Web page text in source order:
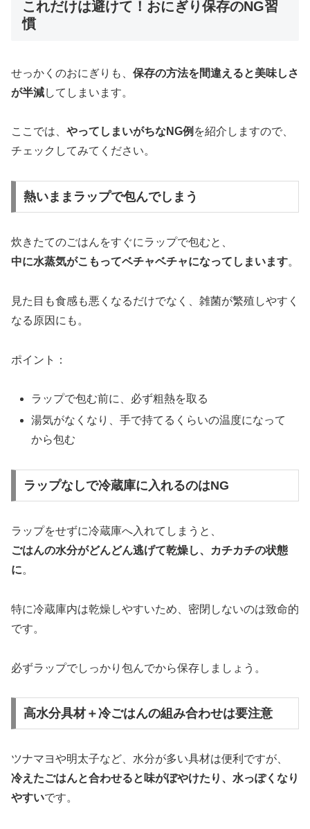
これだけは避けて！おにぎり保存のNG習
慣
せっかくのおにぎりも、 保存の方法を間違えると美味しさ
が半減してしまいます。
ここでは、 やってしまいがちなNG例 を紹介しますので、
チェックしてみてください。
熱いままラップで包んでしまう
炊きたてのごはんをすぐにラップで包むと、
中に水蒸気がこもってベチャベチャになってしまいます。
見た目も食感も悪くなるだけでなく、雑菌が繁殖しやすく
なる原因にも。
ポイント：
ラップで包む前に、必ず粗熱を取る
湯気がなくなり、手で持てるくらいの温度になって
から包む
ラップなしで冷蔵庫に入れるのはNG
ラップをせずに冷蔵庫へ入れてしまうと、
ごはんの水分がどんどん逃げて乾燥し、カチカチの状態
に。
特に冷蔵庫内は乾燥しやすいため、密閉しないのは致命的
です。
必ずラップでしっかり包んでから保存しましょう。
高水分具材＋冷ごはんの組み合わせは要注意
ツナマヨや明太子など、水分が多い具材は便利ですが、
冷えたごはんと合わせると味がぼやけたり、水っぽくなり
やすいです。